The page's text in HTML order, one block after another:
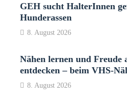
GEH sucht HalterInnen
Hunderassen
8. August 2026
Nähen lernen und Freude
entdecken – beim VHS-
8. August 2026